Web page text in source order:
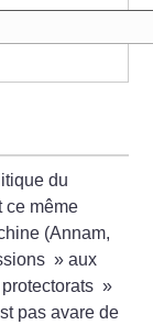
du
ce même
(Annam,
» aux
protectorats »
pas avare de